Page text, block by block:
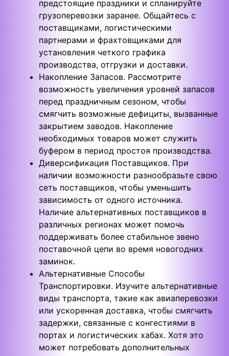
предстоящие праздники и спланируйте
грузоперевозки заранее. Общайтесь с
поставщиками, логистическими
партнерами и фрахтовщиками для
установления четкого графика
производства, отгрузки и доставки.
Накопление Запасов. Рассмотрите
возможность увеличения уровней запасов
перед праздничным сезоном, чтобы
смягчить возможные дефициты, вызванные
закрытием заводов. Накопление
необходимых товаров может служить
буфером в период простоя производства.
Диверсификация Поставщиков. При
наличии возможности разнообразьте свою
сеть поставщиков, чтобы уменьшить
зависимость от одного источника.
Наличие альтернативных поставщиков в
различных регионах может помочь
поддерживать более стабильное звено
поставочной цепи во время новогодних
заминок.
Альтернативные Способы
Транспортировки. Изучите альтернативные
виды транспорта, такие как авиаперевозки
или ускоренная доставка, чтобы смягчить
задержки, связанные с конгестиями в
портах и логистических хабах. Хотя это
может потребовать дополнительных